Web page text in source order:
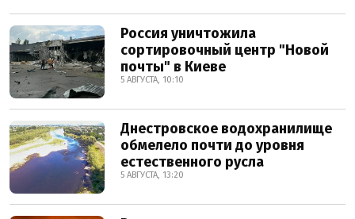
Россия уничтожила
сортировочный центр "Новой
почты" в Киеве
5 АВГУСТА, 10:10
Днестровское водохранилище
обмелело почти до уровня
естественного русла
5 АВГУСТА, 13:20